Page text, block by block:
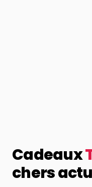
Cadeaux
chers